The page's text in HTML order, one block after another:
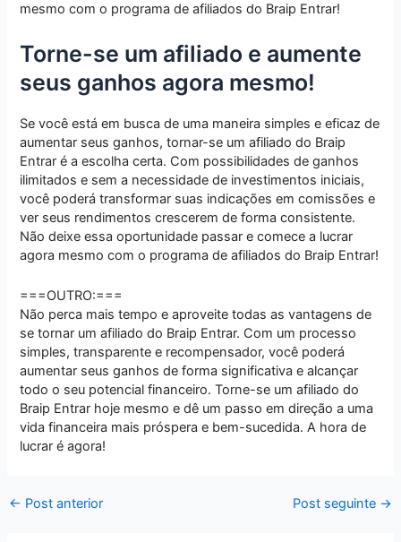
mesmo com o programa de afiliados do Braip Entrar!
Torne-se um afiliado e aumente
seus ganhos agora mesmo!
Se você está em busca de uma maneira simples e eficaz de
aumentar seus ganhos, tornar-se um afiliado do Braip
Entrar é a escolha certa. Com possibilidades de ganhos
ilimitados e sem a necessidade de investimentos iniciais,
você poderá transformar suas indicações em comissões e
ver seus rendimentos crescerem de forma consistente.
Não deixe essa oportunidade passar e comece a lucrar
agora mesmo com o programa de afiliados do Braip Entrar!
===OUTRO:===
Não perca mais tempo e aproveite todas as vantagens de
se tornar um afiliado do Braip Entrar. Com um processo
simples, transparente e recompensador, você poderá
aumentar seus ganhos de forma significativa e alcançar
todo o seu potencial financeiro. Torne-se um afiliado do
Braip Entrar hoje mesmo e dê um passo em direção a uma
vida financeira mais próspera e bem-sucedida. A hora de
lucrar é agora!
← Post anterior Post seguinte →